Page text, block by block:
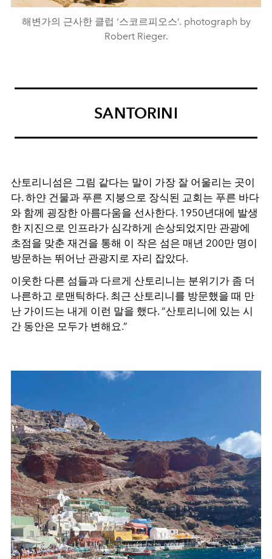
해변가의 근사한 클럽 ‘스코르피오스’. photograph by
Robert Rieger.
SANTORINI
산토리니섬은 그림 같다는 말이 가장 잘 어울리는 곳이
다. 하얀 건물과 푸른 지붕으로 장식된 교회는 푸른 바다
와 함께 굉장한 아름다움을 선사한다. 1950년대에 발생
한 지진으로 인프라가 심각하게 손상되었지만 관광에
초점을 맞춘 재건을 통해 이 작은 섬은 매년 200만 명이
방문하는 뛰어난 관광지로 자리 잡았다.
이웃한 다른 섬들과 다르게 산토리니는 분위기가 좀 더
나른하고 로맨틱하다. 최근 산토리니를 방문했을 때 만
난 가이드는 내게 이런 말을 했다. “산토리니에 있는 시
간 동안은 모두가 변해요.”